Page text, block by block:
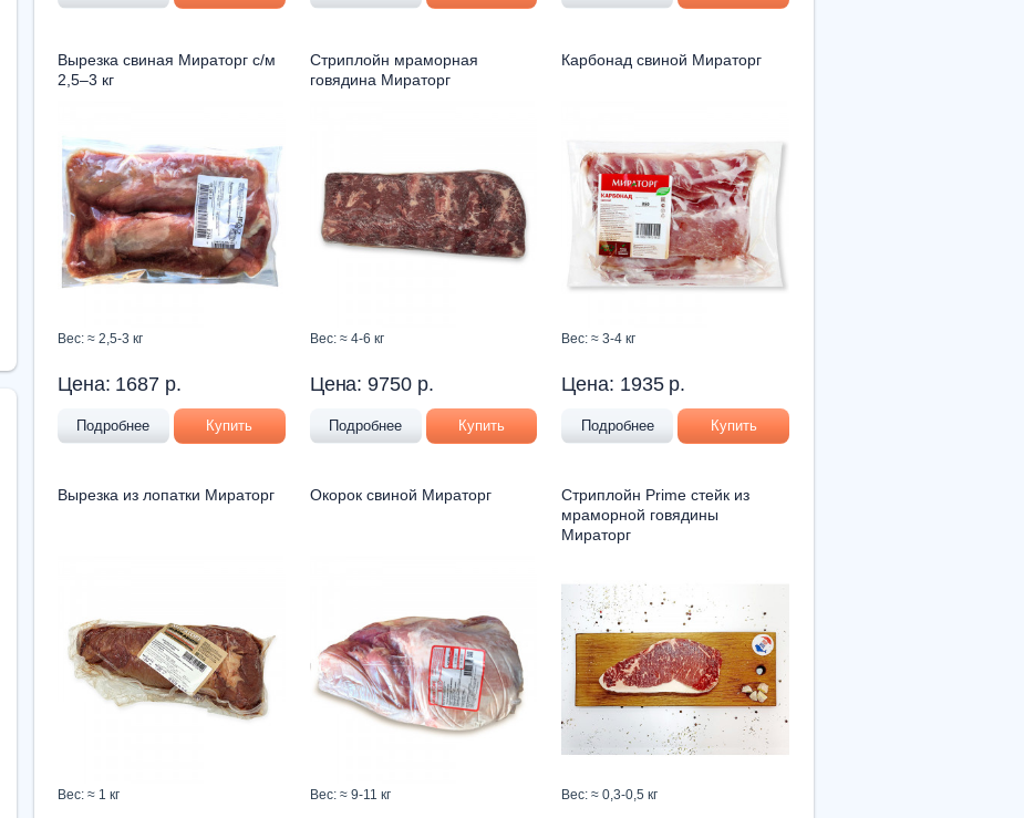
Вырезка свиная Мираторг с/м
2,5–3 кг
Вес: ≈ 2,5-3 кг
Цена: 1687 р.
Подробнее Купить
Стриплойн мраморная
говядина Мираторг
Вес: ≈ 4-6 кг
Цена:9750р.
Подробнее Купить
Карбонад свиной Мираторг
Вес: ≈ 3-4 кг
Цена: 1935р.
Подробнее Купить
Вырезка из лопатки Мираторг
Вес: ≈ 1 кг
Окорок свиной Мираторг
Вес: ≈ 9-11 кг
Стриплойн Prime стейк из
мраморной говядины
Мираторг
Вес: ≈ 0,3-0,5 кг